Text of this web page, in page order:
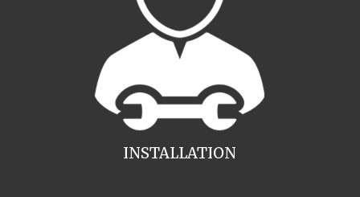
INSTALLATION